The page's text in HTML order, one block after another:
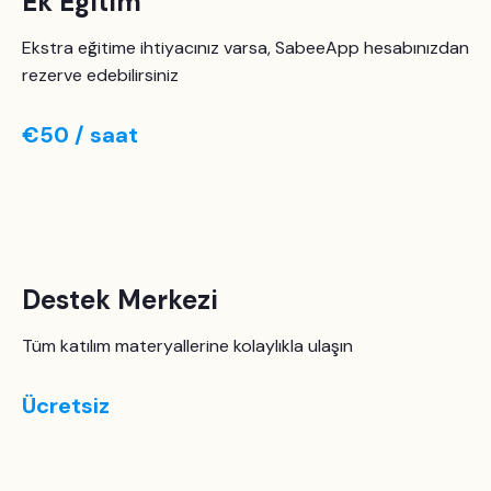
Ekstra eğitime ihtiyacınız varsa, SabeeApp hesabınızdan
rezerve edebilirsiniz
€50 / saat
Destek Merkezi
Tüm katılım materyallerine kolaylıkla ulaşın
Ücretsiz